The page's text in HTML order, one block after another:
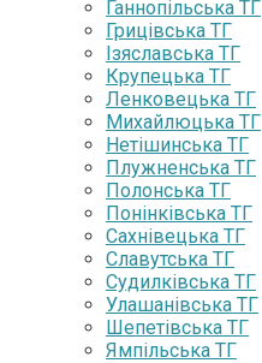
Ганнопільська ТГ
Грицівська ТГ
Ізяславська ТГ
Крупецька ТГ
Ленковецька ТГ
Михайлюцька ТГ
Нетішинська ТГ
Плужненська ТГ
Полонська ТГ
Понінківська ТГ
Сахнівецька ТГ
Славутська ТГ
Судилківська ТГ
Улашанівська ТГ
Шепетівська ТГ
Ямпільська ТГ